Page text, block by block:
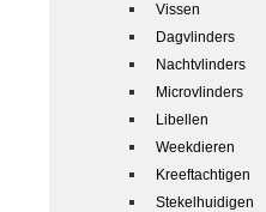
Vissen
Dagvlinders
Nachtvlinders
Microvlinders
Libellen
Weekdieren
Kreeftachtigen
Stekelhuidigen